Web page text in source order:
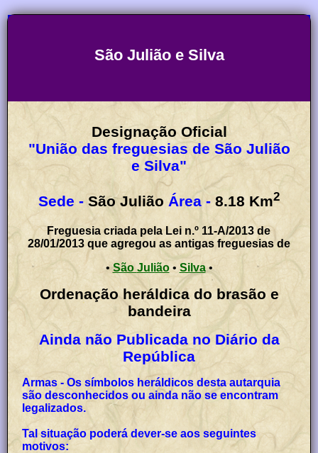
São Julião e Silva
Designação Oficial
"União das freguesias de São Julião
e Silva"
Sede - São Julião Área - 8.18 Km2
Freguesia criada pela Lei n.º 11-A/2013 de
28/01/2013 que agregou as antigas freguesias de
•
São Julião• Silva•
Ordenação heráldica do brasão e
bandeira
Ainda não Publicada no Diário da
República
Armas - Os símbolos heráldicos desta autarquia
são desconhecidos ou ainda não se encontram
legalizados.
Tal situação poderá dever-se aos seguintes
motivos: